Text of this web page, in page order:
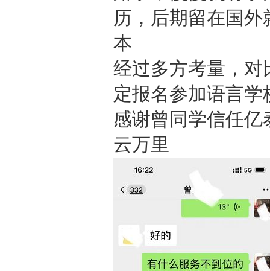
历，后期留在国
本
经过多方考量，
定报名参加语言学
感谢曾同学信任
云万里